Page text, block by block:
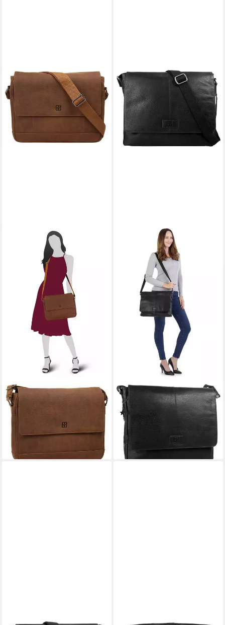
BODENSCHATZ
Umhängetasche, echt Leder
199,95 €
-9%
lieferbar - in 2-3 Werktagen bei dir
BODENSCHATZ
Messenger Bag, echt Leder
(1)
179,95 €
lieferbar - in 6-8 Werktagen bei dir